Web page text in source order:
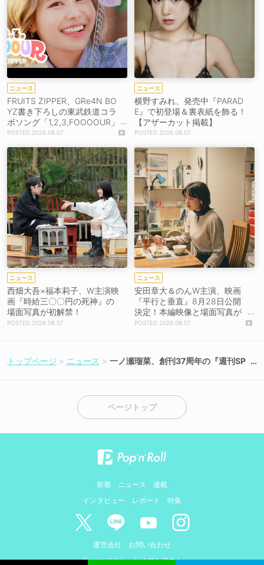
ニュース
FRUITS ZIPPER、GRe4N BO
YZ書き下ろしの東武鉄道コラ
ボソング「1,2,3,FOOOOUR」
をリリース＆MV公開！
2026.08.07
ニュース
横野すみれ、発売中『PARAD
E』で初登場＆裏表紙を飾る！
【アザーカット掲載】
2026.08.07
ニュース
西畑大吾×福本莉子、W主演映
画『時給三〇〇円の死神』の
場面写真が初解禁！
2026.08.07
ニュース
安田章大＆のんW主演、映画
『平行と垂直』8月28日公開
決定！本編映像と場面写真が
初解禁！2026.08.07
トップページ ニュース
一ノ瀬瑠菜、創刊37周年の『週刊SP
ページトップ
新着 ニュース
連載
インタビュー
レポート 特集
運営会社
お問い合わせ
Cookieポリシーとオプトアウト